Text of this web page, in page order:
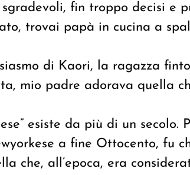
fin troppo decisi e
trovai papà in cucina a
di Kaori, la ragazza
mio padre adorava quella
esiste da più di un secolo.
a fine Ottocento, fu
che, all’epoca, era